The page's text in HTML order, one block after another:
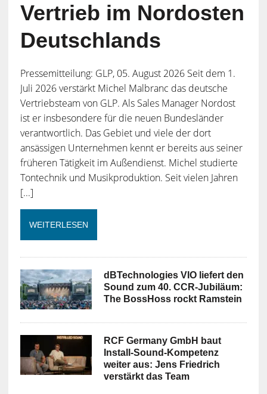
Vertrieb im Nordosten
Deutschlands
Pressemitteilung: GLP, 05. August 2026 Seit dem 1.
Juli 2026 verstärkt Michel Malbranc das deutsche
Vertriebsteam von GLP. Als Sales Manager Nordost
ist er insbesondere für die neuen Bundesländer
verantwortlich. Das Gebiet und viele der dort
ansässigen Unternehmen kennt er bereits aus seiner
früheren Tätigkeit im Außendienst. Michel studierte
Tontechnik und Musikproduktion. Seit vielen Jahren
[...]
WEITERLESEN
dBTechnologies VIO liefert den
Sound zum 40. CCR-Jubiläum:
The BossHoss rockt Ramstein
RCF Germany GmbH baut
Install-Sound-Kompetenz
weiter aus: Jens Friedrich
verstärkt das Team